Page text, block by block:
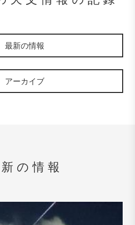
最新の情報
アーカイブ
の情報